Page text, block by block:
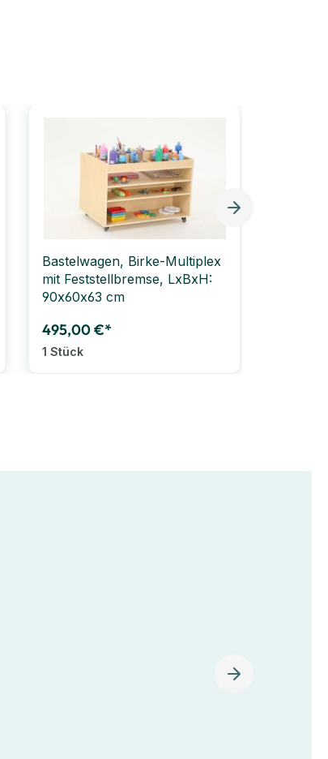
Bastelwagen, Birke-Multiplex
mit Feststellbremse, LxBxH:
90x60x63 cm
495,00 €*
1 Stück